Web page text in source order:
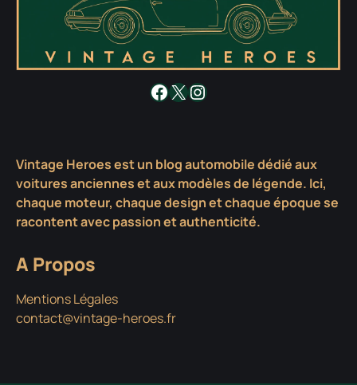
Facebook
X Instagram
Vintage Heroes est un blog automobile dédié aux
voitures anciennes et aux modèles de légende. Ici,
chaque moteur, chaque design et chaque époque se
racontent avec passion et authenticité.
A Propos
Mentions Légales
contact@vintage-heroes.fr